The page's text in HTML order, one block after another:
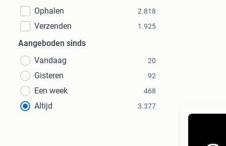
Ophalen
2.818
Verzenden 1.925
Aangeboden sinds
Vandaag
20
Gisteren 92
Een week 468
Altijd 3.377